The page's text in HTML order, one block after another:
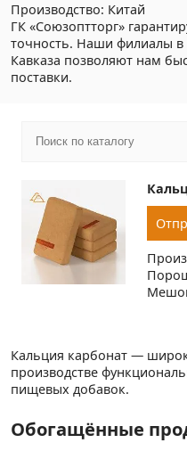
Производство: Китай
ГК «Союзоптторг»
точность. Наши филиалы в
Кавказа позволяют нам
поставки.
Кальция карбонат —
производстве
пищевых добавок.
Обогащённые